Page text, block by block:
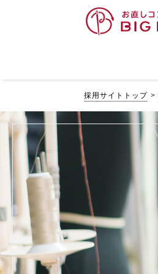
採用サイトトップ